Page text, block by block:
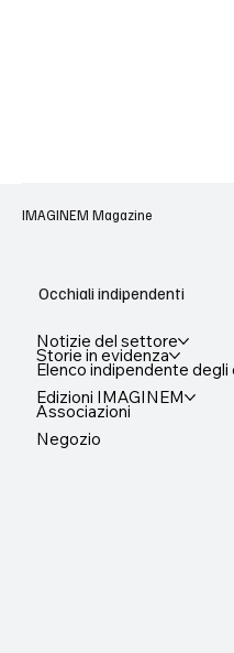
IMAGINEM Magazine
Occhiali indipendenti
Notizie del settore
Storie in evidenza
Elenco indipendente degli
Edizioni IMAGINEM
Associazioni
Negozio